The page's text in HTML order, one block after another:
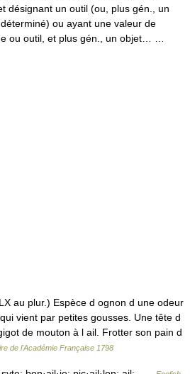
désignant un outil (ou, plus gén., un
ou ayant une valeur de
ou outil, et plus gén., un objet… …
au plur.) Espèce d ognon d une odeur
vient par petites gousses. Une tête d
de mouton à l ail. Frotter son pain d
de l'Académie Française 1798